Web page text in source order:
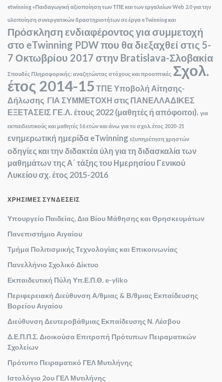
etwinning «Παιδαγωγική αξιοποίηση των ΤΠΕ και των εργαλείων Web 2.0 για την
υλοποίηση συνεργατικών δραστηριοτήτων σε έργα eTwinning και
Πρόσκληση ενδιαφέροντος για συμμετοχή
στο eTwinning PDW που θα διεξαχθεί στις 5-
7 Οκτωβρίου 2017 στην Bratislava-Σλοβακία
Σπουδές Πληροφορικής: αναζητώντας στόχους και προοπτικές Σχολ.
έτος 2014-15 ΤΠΕ Υποβολή Αίτησης-
Δήλωσης ΓΙΑ ΣΥΜΜΕΤΟΧΗ στις ΠΑΝΕΛΛΑΔΙΚΕΣ
ΕΞΕΤΑΣΕΙΣ ΓΕ.Λ. έτους 2022 (μαθητές ή απόφοιτοι). για
εκπαιδευτικούς και μαθητές 16 ετών και άνω για το σχολ. έτος 2020-21
ενημερωτική ημερίδα eTwinning εξυπηρέτηση χρηστών
οδηγίες και την διδακτέα ύλη για τη διδασκαλία των
μαθημάτων της Α΄ τάξης του Ημερησίου Γενικού
Λυκείουσχ. έτος 2015-2016
ΧΡΉΣΙΜΕΣ ΣΥΝΔΈΣΕΙΣ
Υπουργείο Παιδείας, Δια Βίου Μάθησης και Θρησκευμάτων
Πανεπιστήμιο Αιγαίου
Τμήμα Πολιτισμικής Τεχνολογίας και Επικοινωνίας
Πανελλήνιο Σχολικό Δίκτυο
Εκπαιδευτική Πύλη Υπ.Ε.Π.Θ. e-yliko
Περιφερειακή Διεύθυνση Α/θμιας & Β/θμιας Εκπαίδευσης
Βορείου Αιγαίου
Διεύθυνση Δευτεροβάθμιας Εκπαίδευσης Ν. Λέσβου
Δ.Ε.Π.Π.Σ. Διοικούσα Επιτροπή Πρότυπων Πειραματικών
Σχολείων
Πρότυπο Πειραματικό ΓΕΛ Μυτιλήνης
Ιστολόγιο 2ου ΓΕΛ Μυτιλήνης